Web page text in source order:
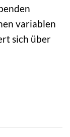
variablen
sich über